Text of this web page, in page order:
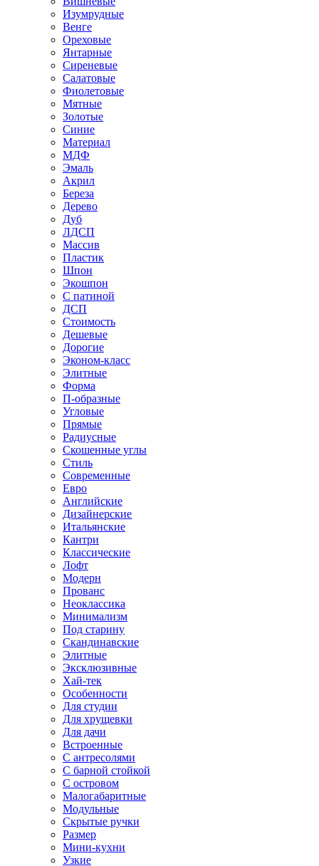
Изумрудные
Венге
Ореховые
Янтарные
Сиреневые
Салатовые
Фиолетовые
Мятные
Золотые
Синие
Материал
МДФ
Эмаль
Акрил
Береза
Дерево
Дуб
ЛДСП
Массив
Пластик
Шпон
Экошпон
С патиной
ДСП
Стоимость
Дешевые
Дорогие
Эконом-класс
Элитные
Форма
П-образные
Угловые
Прямые
Радиусные
Скошенные углы
Стиль
Современные
Евро
Английские
Дизайнерские
Итальянские
Кантри
Классические
Лофт
Модерн
Прованс
Неоклассика
Минимализм
Под старину
Скандинавские
Элитные
Эксклюзивные
Хай-тек
Особенности
Для студии
Для хрущевки
Для дачи
Встроенные
С антресолями
С барной стойкой
С островом
Малогабаритные
Модульные
Скрытые ручки
Размер
Мини-кухни
Узкие